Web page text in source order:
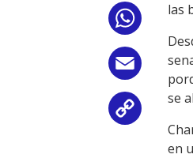
Email
Link
las
se
en